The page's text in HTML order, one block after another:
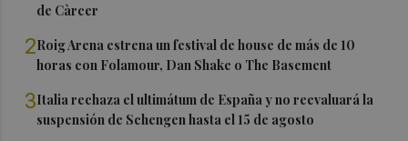
de Càrcer
2Roig Arena estrena un festival de house de más de 10
horas con Folamour, Dan Shake o The Basement
3Italia rechaza el ultimátum de España y no reevaluará la
suspensión de Schengen hasta el 15 de agosto